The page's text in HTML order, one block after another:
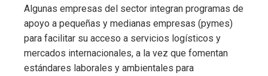
Algunas empresas del sector integran programas de
apoyo a pequeñas y medianas empresas (pymes)
para facilitar su acceso a servicios logísticos y
mercados internacionales, a la vez que fomentan
estándares laborales y ambientales para